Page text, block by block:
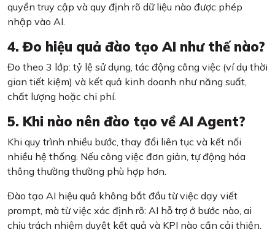
quyền truy cập và quy định rõ dữ liệu nào được phép
nhập vào AI.
4. Đo hiệu quả đào tạo AI như thế nào?
Đo theo 3 lớp: tỷ lệ sử dụng, tác động công việc (ví dụ thời
gian tiết kiệm) và kết quả kinh doanh như năng suất,
chất lượng hoặc chi phí.
5. Khi nào nên đào tạo về AI Agent?
Khi quy trình nhiều bước, thay đổi liên tục và kết nối
nhiều hệ thống. Nếu công việc đơn giản, tự động hóa
thông thường thường phù hợp hơn.
Đào tạo AI hiệu quả không bắt đầu từ việc dạy viết
prompt, mà từ việc xác định rõ: AI hỗ trợ ở bước nào, ai
chịu trách nhiệm duyệt kết quả và KPI nào cần cải thiện.